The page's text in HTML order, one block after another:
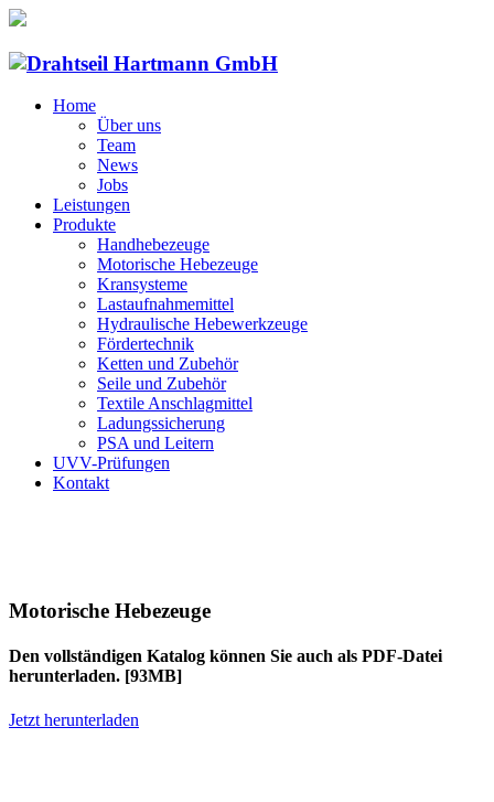
Home
Über uns
Team
News
Jobs
Leistungen
Produkte
Handhebezeuge
Motorische Hebezeuge
Kransysteme
Lastaufnahmemittel
Hydraulische Hebewerkzeuge
Fördertechnik
Ketten und Zubehör
Seile und Zubehör
Textile Anschlagmittel
Ladungssicherung
PSA und Leitern
UVV-Prüfungen
Kontakt
Motorische Hebezeuge
Den vollständigen Katalog können Sie auch als PDF-Datei
herunterladen. [93MB]
Jetzt herunterladen